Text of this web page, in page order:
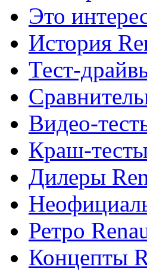
Это
История
Тест-
Видео-
Краш-
Дилеры
Ретро
Концепты